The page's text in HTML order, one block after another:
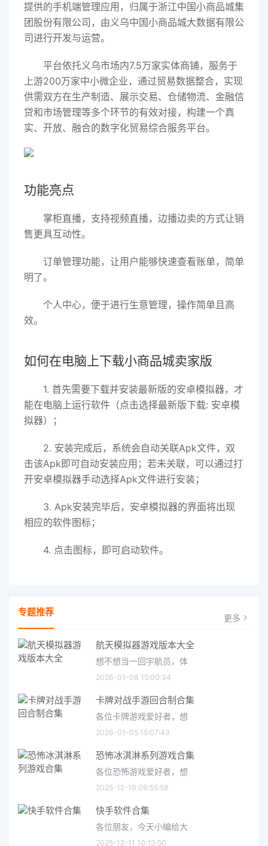
提供的手机端管理应用，归属于浙江中国小商品城集
团股份有限公司，由义乌中国小商品城大数据有限公
司进行开发与运营。
平台依托义乌市场内7.5万家实体商铺，服务于
上游200万家中小微企业，通过贸易数据整合，实现
供需双方在生产制造、展示交易、仓储物流、金融信
贷和市场管理等多个环节的有效对接，构建一个真
实、开放、融合的数字化贸易综合服务平台。
功能亮点
掌柜直播，支持视频直播，边播边卖的方式让销
售更具互动性。
订单管理功能，让用户能够快速查看账单，简单
明了。
个人中心，便于进行生意管理，操作简单且高
效。
如何在电脑上下载小商品城卖家版
1. 首先需要下载并安装最新版的安卓模拟器，才
能在电脑上运行软件（点击选择最新版下载: 安卓模
拟器）；
2. 安装完成后，系统会自动关联Apk文件，双
击该Apk即可自动安装应用；若未关联，可以通过打
开安卓模拟器手动选择Apk文件进行安装；
3. Apk安装完毕后，安卓模拟器的界面将出现
相应的软件图标；
4. 点击图标，即可启动软件。
专题推荐 更多
航天模拟器游戏版本大全
想不想当一回宇航员，体
2026-01-08 15:00:34
卡牌对战手游回合制合集
各位卡牌游戏爱好者，想
2026-01-05 15:07:43
恐怖冰淇淋系列游戏合集
各位恐怖游戏爱好者，想
2025-12-19 09:55:58
快手软件合集
各位朋友，今天小编给大
2025-12-11 10:13:50